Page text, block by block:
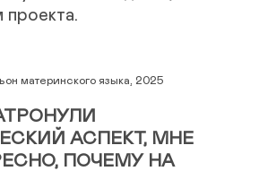
проекта.
материнского языка, 2025
АСПЕКТ, МНЕ
ПОЧЕМУ НА